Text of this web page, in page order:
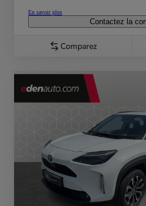
En savoir plus
Contactez la
Comparez